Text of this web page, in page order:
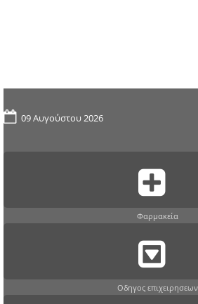
09 Αυγούστου 2026
Φαρμακεία
Οδηγος επιχειρησεων